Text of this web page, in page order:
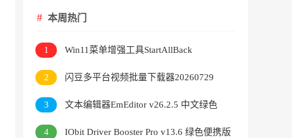
本周热门
1
Win11菜单增强工具StartAllBack
v3.9.24.5378直装版
2
闪豆多平台视频批量下载器20260729
3
文本编辑器EmEditor v26.2.5 中文绿色
版
4
IObit Driver Booster Pro v13.6 绿色便携版